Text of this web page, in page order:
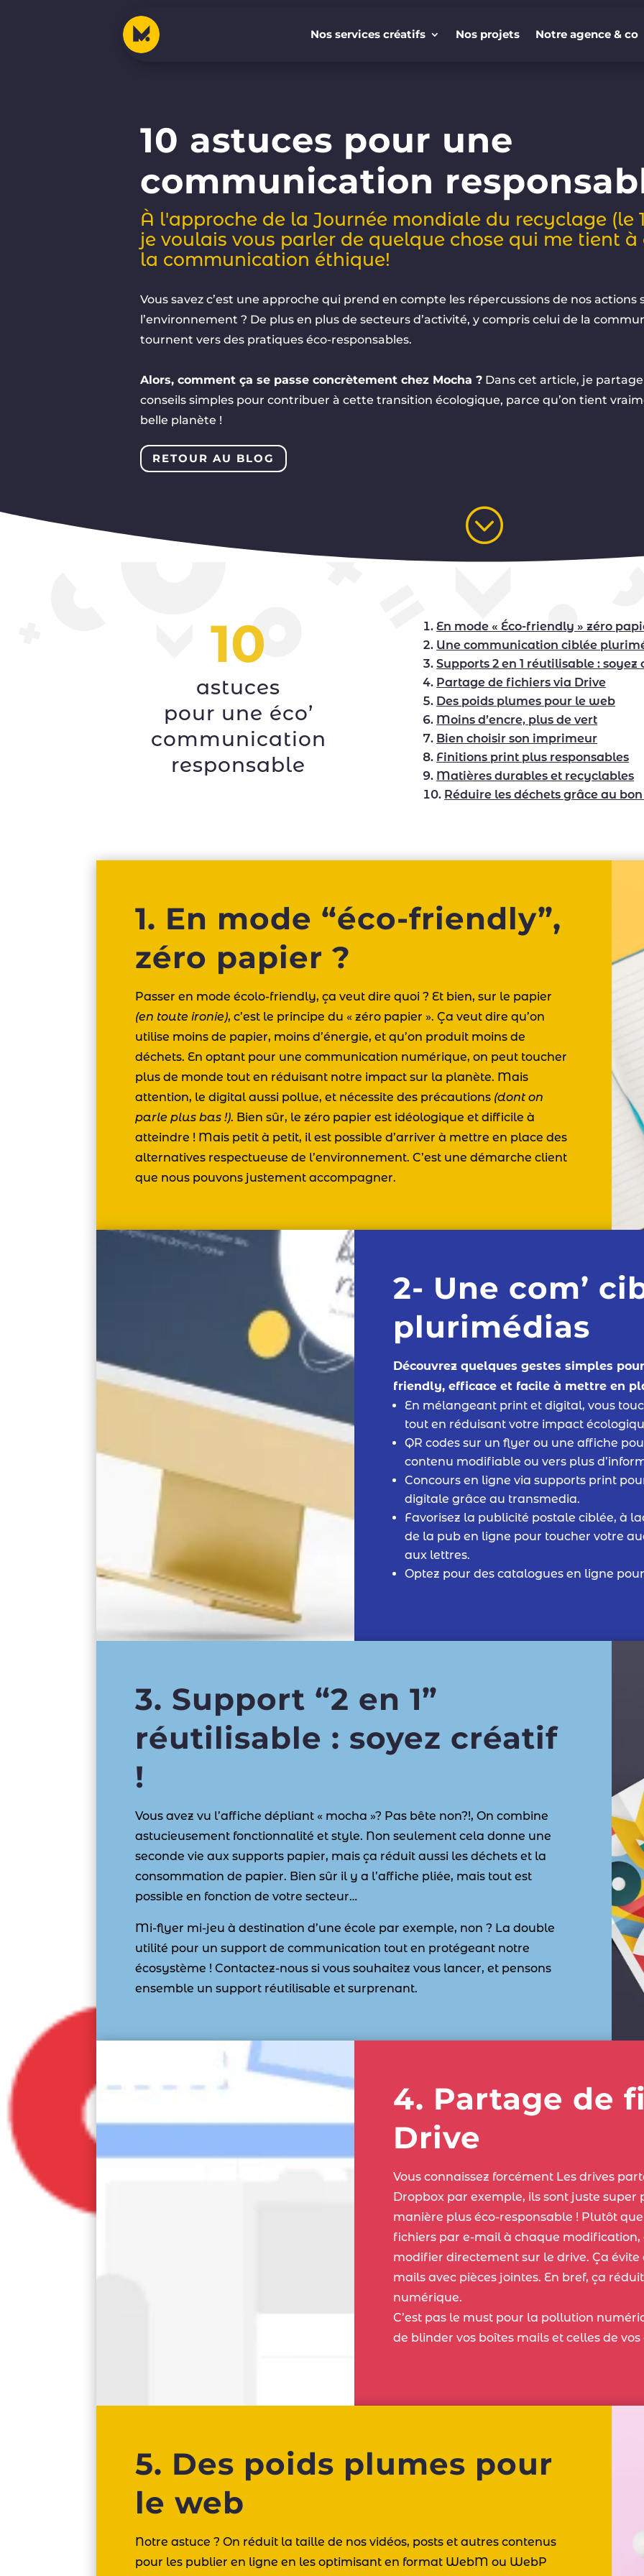
Nos services créatifs Nos projets Notre agence & co
Nos services créatifs Nos projets Notre agence & co
10 astuces pour une
communication
À l'approche de la Journée mondiale du recyclage (le
je voulais vous parler de quelque chose qui me tient
la communication éthique!
Vous savez c’est une approche qui prend en compte les répercussions de nos actions
l’environnement ? De plus en plus de secteurs d’activité, y compris celui de la
tournent vers des pratiques éco-responsables.
Alors, comment ça se passe concrètement chez Mocha ?Dans cet article, je partage
conseils simples pour contribuer à cette transition écologique, parce qu’on tient
belle planète !
RETOUR AU BLOG
;
10
astuces
pour une éco’
communication
responsable
En mode « Éco-friendly » zéro
Une communication ciblée
Supports 2 en 1 réutilisable : soyez
Partage de fichiers via Drive
Des poids plumes pour le web
Moins d’encre, plus de vert
Bien choisir son imprimeur
Finitions print plus responsables
Matières durables et recyclables
Réduire les déchets grâce au
1. En mode “éco-friendly”,
zéro papier ?
Passer en mode écolo-friendly, ça veut dire quoi ? Et bien, sur le papier
(en toute ironie), c’est le principe du « zéro papier ». Ça veut dire qu’on
utilise moins de papier, moins d’énergie, et qu’on produit moins de
déchets. En optant pour une communication numérique, on peut toucher
plus de monde tout en réduisant notre impact sur la planète. Mais
attention, le digital aussi pollue, et nécessite des précautions (dont on
parle plus bas !). Bien sûr, le zéro papier est idéologique et difficile à
atteindre ! Mais petit à petit, il est possible d’arriver à mettre en place des
alternatives respectueuse de l’environnement. C’est une démarche client
que nous pouvons justement accompagner.
2- Une com’
plurimédias
Découvrez quelques gestes simples
friendly, efficace et facile à mettre en
En mélangeant print et digital, vous
tout en réduisant votre impact
QR codes sur un flyer ou une affiche
contenu modifiable ou vers plus
Concours en ligne via supports print
digitale grâce au transmedia.
Favorisez la publicité postale ciblée, à
de la pub en ligne pour toucher votre
aux lettres.
Optez pour des catalogues en ligne
3. Support “2 en 1”
réutilisable : soyez créatif
!
Vous avez vu l’affiche dépliant « mocha »? Pas bête non?!, On combine
astucieusement fonctionnalité et style. Non seulement cela donne une
seconde vie aux supports papier, mais ça réduit aussi les déchets et la
consommation de papier. Bien sûr il y a l’affiche pliée, mais tout est
possible en fonction de votre secteur…
Mi-flyer mi-jeu à destination d’une école par exemple, non ? La double
utilité pour un support de communication tout en protégeant notre
écosystème ! Contactez-nous si vous souhaitez vous lancer, et pensons
ensemble un support réutilisable et surprenant.
4. Partage de
Drive
Vous connaissez forcément Les drives
Dropbox par exemple, ils sont juste
manière plus éco-responsable ! Plutôt
fichiers par e-mail à chaque
modifier directement sur le drive. Ça
mails avec pièces jointes. En bref, ça
numérique.
C’est pas le must pour la pollution
de blinder vos boîtes mails et celles de
5. Des poids plumes pour
le web
Notre astuce ? On réduit la taille de nos vidéos, posts et autres contenus
pour les publier en ligne en les optimisant en format WebM ou WebP